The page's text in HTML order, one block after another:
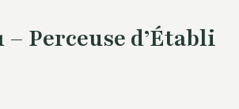
– Perceuse d’Établi